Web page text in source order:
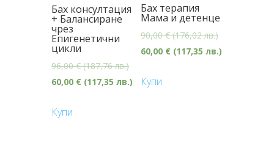
Бах консултация
+ Балансиране
чрез
Епигенетични
цикли
96,00€ (187,76 лв.)
60,00 € (117,35 лв.)
Купи
Бах терапия
Мама и детенце
90,00€ (176,02 лв.)
60,00 € (117,35 лв.)
Купи